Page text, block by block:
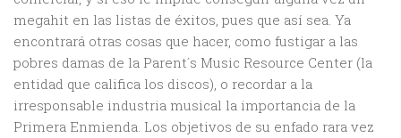
megahit en las listas de éxitos, pues que así sea. Ya
encontrará otras cosas que hacer, como fustigar a las
pobres damas de la Parent´s Music Resource Center (la
entidad que califica los discos), o recordar a la
irresponsable industria musical la importancia de la
Primera Enmienda. Los objetivos de su enfado rara vez